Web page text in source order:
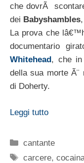
che dovrÃ
dei Babyshambles
La prova che
documentario
Whitehead , che in
della sua morte Ã¨
di Doherty.
Leggi tutto
Categorie
cantante
Tag
carcere,